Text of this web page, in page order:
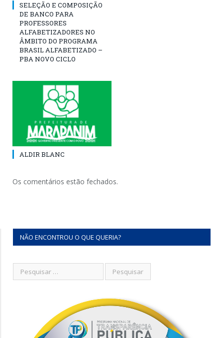
SELEÇÃO E COMPOSIÇÃO
DE BANCO PARA
PROFESSORES
ALFABETIZADORES NO
ÂMBITO DO PROGRAMA
BRASIL ALFABETIZADO –
PBA NOVO CICLO
ALDIR BLANC
Os comentários estão fechados.
NÃO ENCONTROU O QUE QUERIA?